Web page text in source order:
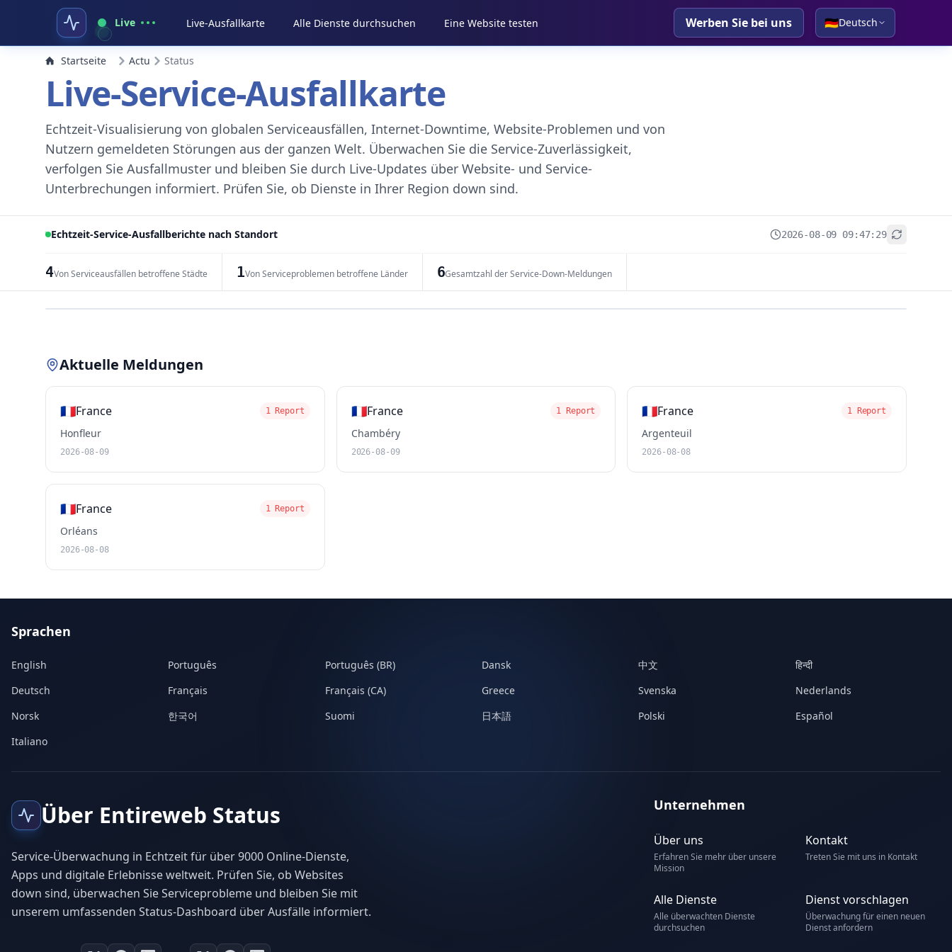
Live Live-Ausfallkarte Alle Dienste durchsuchen Eine Website testen Werben Sie bei uns 🇩🇪Deutsch
Startseite Actu Status
Live-Service-Ausfallkarte
Echtzeit-Visualisierung von globalen Serviceausfällen, Internet-Downtime, Website-Problemen und von
Nutzern gemeldeten Störungen aus der ganzen Welt. Überwachen Sie die Service-Zuverlässigkeit,
verfolgen Sie Ausfallmuster und bleiben Sie durch Live-Updates über Website- und Service-
Unterbrechungen informiert. Prüfen Sie, ob Dienste in Ihrer Region down sind.
Echtzeit-Service-Ausfallberichte nach Standort 2026-08-09 09:47:29
4Von Serviceausfällen betroffene Städte 1Von Serviceproblemen betroffene Länder 6Gesamtzahl der Service-Down-Meldungen
Aktuelle Meldungen
🇫🇷France 1 Report
Honfleur
2026-08-09
🇫🇷France 1 Report
Chambéry
2026-08-09
🇫🇷France 1 Report
Argenteuil
2026-08-08
🇫🇷France 1 Report
Orléans
2026-08-08
Sprachen
English Português Português (BR) Dansk 中文
हिन्दी
Deutsch
Français Français (CA) Greece Svenska
Nederlands
Norsk
한국어 Suomi 日本語 Polski
Español
Italiano
Über Entireweb Status
Service-Überwachung in Echtzeit für über 9000 Online-Dienste,
Apps und digitale Erlebnisse weltweit. Prüfen Sie, ob Websites
down sind, überwachen Sie Serviceprobleme und bleiben Sie mit
unserem umfassenden Status-Dashboard über Ausfälle informiert.
Unternehmen
Über uns
Erfahren Sie mehr über unsere
Mission
Kontakt
Treten Sie mit uns in Kontakt
Alle Dienste
Alle überwachten Dienste
durchsuchen
Dienst vorschlagen
Überwachung für einen neuen
Dienst anfordern